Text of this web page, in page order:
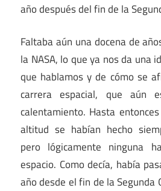
año después del fin de la
Faltaba aún una docena de
la NASA, lo que ya nos da una
que hablamos y de cómo se
carrera espacial, que aún
calentamiento. Hasta
altitud se habían hecho
pero lógicamente ninguna
espacio. Como decía, había
año desde el fin de la Segunda